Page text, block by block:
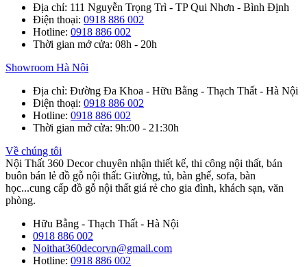
Địa chỉ: 111 Nguyễn Trọng Trì - TP Qui Nhơn - Bình Định
Điện thoại: 0918 886 002
Hotline: 0918 886 002
Thời gian mở cửa: 08h - 20h
Showroom Hà Nội
Địa chỉ: Đường Đa Khoa - Hữu Bằng - Thạch Thất - Hà Nội
Điện thoại: 0918 886 002
Hotline: 0918 886 002
Thời gian mở cửa: 9h:00 - 21:30h
Về chúng tôi
Nội Thất 360 Decor chuyên nhận thiết kế, thi công nội thất, bán
buôn bán lẻ đồ gỗ nội thất: Giường, tủ, bàn ghế, sofa, bàn
học...cung cấp đồ gỗ nội thất giá rẻ cho gia đình, khách sạn, văn
phòng.
Hữu Bằng - Thạch Thất - Hà Nội
0918 886 002
Noithat360decorvn@gmail.com
Hotline: 0918 886 002